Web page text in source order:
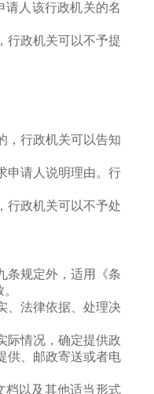
请人该行政机关的名
行政机关可以不予提
，行政机关可以告知
申请人说明理由。行
行政机关可以不予处
条规定外，适用《条
、法律依据、处理决
际情况，确定提供政
供、邮政寄送或者电
档以及其他适当形式